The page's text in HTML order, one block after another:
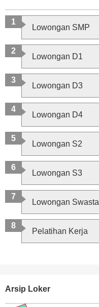
Lowongan SMP
Lowongan D1
Lowongan D3
Lowongan D4
Lowongan S2
Lowongan S3
Lowongan Swasta
Pelatihan Kerja
Arsip Loker